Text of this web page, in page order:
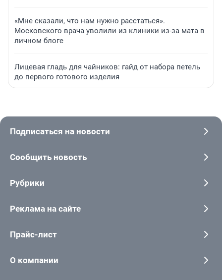
«Мне сказали, что нам нужно расстаться».
Московского врача уволили из клиники из-за мата в
личном блоге
Лицевая гладь для чайников: гайд от набора петель
до первого готового изделия
Подписаться на новости
Сообщить новость
Рубрики
Реклама на сайте
Прайс-лист
О компании